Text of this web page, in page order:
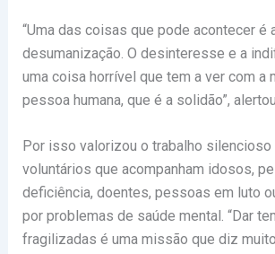
“Uma das coisas que pode acontecer é
desumanização. O desinteresse e a
uma coisa horrível que tem a ver com a
pessoa humana, que é a solidão”, alertou.
Por isso valorizou o trabalho silencioso
voluntários que acompanham idosos,
deficiência, doentes, pessoas em luto
por problemas de saúde mental. “Dar
fragilizadas é uma missão que diz